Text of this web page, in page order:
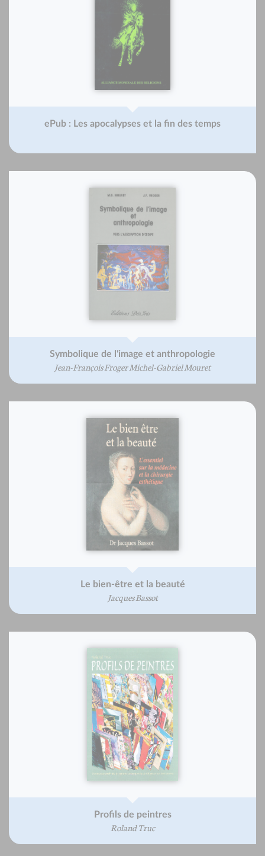
ePub : Les apocalypses et la fin des temps
Symbolique de l'image et anthropologie
Jean-François Froger Michel-Gabriel Mouret
Le bien-être et la beauté
Jacques Bassot
Profils de peintres
Roland Truc